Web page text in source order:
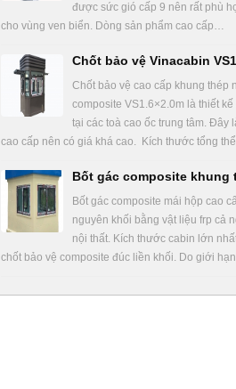
được sức gió cấp 9 nên rất phù
cho vùng ven biển. Dòng sản phẩm cao cấp…
Chốt bảo vệ Vinacabin
Chốt bảo vệ cao cấp khung thép
composite VS1.6×2.0m là thiết
tại các toà cao ốc trung tâm. Đây
cao cấp nên có giá khá cao. Kích thước tổng
Bốt gác composite khung
Bốt gác composite mái hộp cao
nguyên khối bằng vật liệu frp cả
nội thất. Kích thước cabin lớn
chốt bảo vệ composite đúc liền khối. Do giới